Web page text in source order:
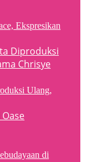
Ekspresikan
Ulang,
di